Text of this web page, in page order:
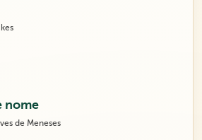
nome
de Meneses